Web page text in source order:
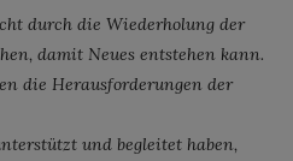
durch die Wiederholung der
damit Neues entstehen kann.
die Herausforderungen der
und begleitet haben,